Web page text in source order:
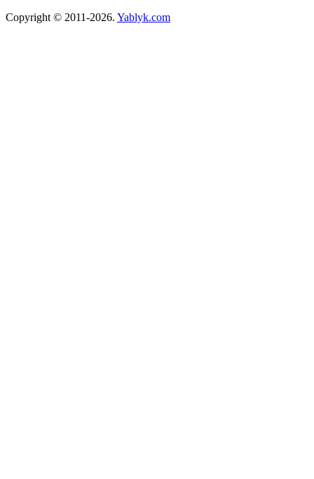
Copyright © 2011-2026. Yablyk.сom